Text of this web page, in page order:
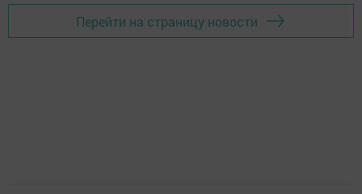
Перейти на страницу новости